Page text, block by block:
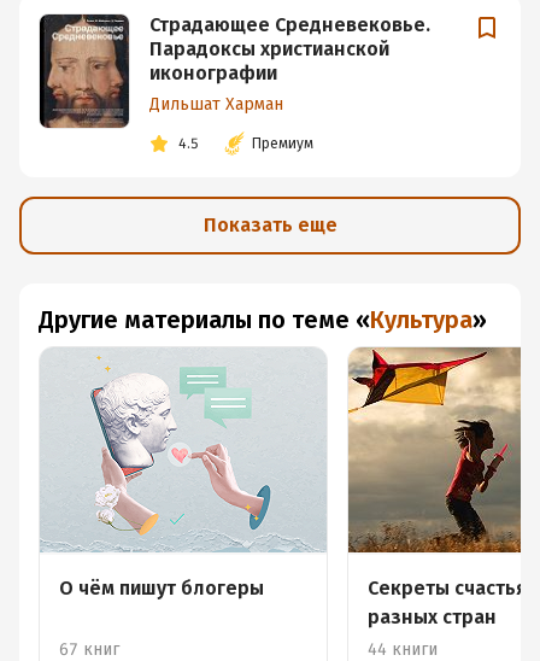
Страдающее Средневековье.
Парадоксы христианской
иконографии
Дильшат Харман
4.5 Премиум
Показать еще
Другие материалы по теме «Культура»
О чём пишут блогеры
67 книг
Секреты счастья
разных стран
44 книги